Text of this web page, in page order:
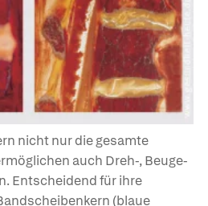
nicht nur die gesamte
auch Dreh-, Beuge-
Entscheidend für ihre
(blaue